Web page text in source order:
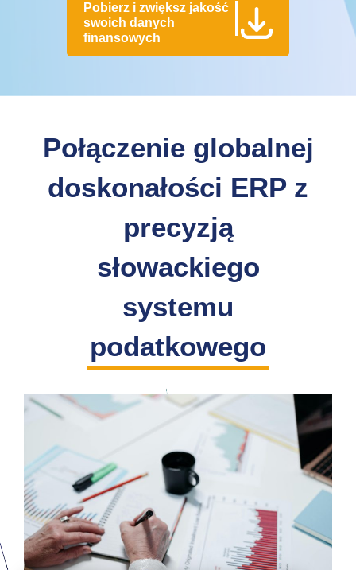
Pobierz i zwiększ jakość
swoich danych
finansowych
Połączenie globalnej
doskonałości ERP z
precyzją
słowackiego
systemu
podatkowego